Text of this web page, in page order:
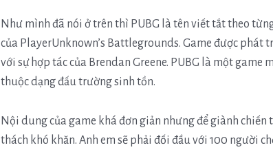
Như mình đã nói ở trên thì PUBG là tên viết tắt theo
của PlayerUnknown’s Battlegrounds. Game được phát
với sự hợp tác của Brendan Greene. PUBG là một game
thuộc dạng đấu trường sinh tồn.
Nội dung của game khá đơn giản nhưng để giành
thách khó khăn. Anh em sẽ phải đối đầu với 100 người